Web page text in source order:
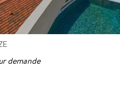
demande